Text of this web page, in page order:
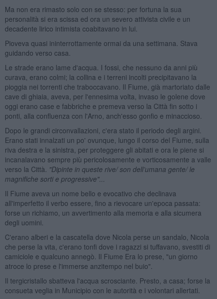
Ma non era rimasto solo con se stesso: per fortuna la sua
personalità si era scissa ed ora un severo attivista civile e un
decadente lirico intimista coabitavano in lui.
Pioveva quasi ininterrottamente ormai da una settimana. Stava
guidando verso casa.
Le strade erano lame d'acqua. I fossi, che nessuno da anni più
curava, erano colmi; la collina e i terreni incolti precipitavano la
pioggia nei torrenti che traboccavano. Il Fiume, già martoriato dalle
cave di ghiaia, aveva, per l'ennesima volta, invaso le golene dove
oggi erano case e fabbriche e premeva verso la Città fin sotto i
ponti, alla confluenza con l'Arno, anch'esso gonfio e minaccioso.
Dopo le grandi circonvallazioni, c'era stato il periodo degli argini.
Erano stati innalzati un po' ovunque, lungo il corso del Fiume, sulla
riva destra e la sinistra, per proteggere gli abitati e ora le piene si
incanalavano sempre più pericolosamente e vorticosamente a valle
verso la Città. "Dipinte in queste rive/ son dell’umana gente/ le
magnifiche sorti e progressive"...
Il Fiume aveva un nome bello e evocativo che declinava
all'imperfetto il verbo essere, fino a rievocare un'epoca passata:
forse un richiamo, un avvertimento alla memoria e alla sicumera
degli uomini.
C'erano alberi e la cascatella dove Nicola perse un sandalo, Nicola
che perse la vita, c'erano tonfi dove i ragazzi si tuffavano, svestiti di
camiciole e qualcuno annegò. Il Fiume Era lo prese, "un giorno
atroce lo prese e l'immerse anzitempo nel buio".
Il tergicristallo sbatteva l'acqua scrosciante. Presto, a casa; forse la
consueta veglia in Municipio con le autorità e i volontari allertati.